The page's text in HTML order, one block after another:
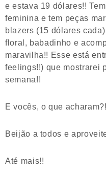
e estava 19 dólares!!
feminina e tem peças
blazers (15 dólares
floral, babadinho e
maravilha!! Esse está
feelings!!) que mostrarei
semana!!
E vocês, o que acharam?!
Beijão a todos e
Até mais!!